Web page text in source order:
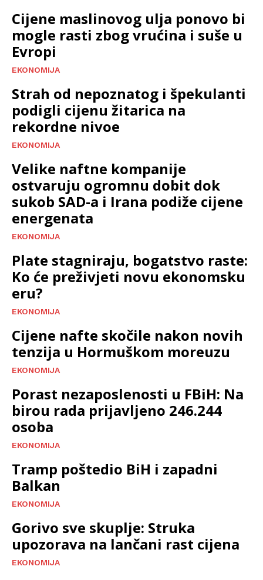
Cijene maslinovog ulja ponovo bi
mogle rasti zbog vrućina i suše u
Evropi
EKONOMIJA
Strah od nepoznatog i špekulanti
podigli cijenu žitarica na
rekordne nivoe
EKONOMIJA
Velike naftne kompanije
ostvaruju ogromnu dobit dok
sukob SAD-a i Irana podiže cijene
energenata
EKONOMIJA
Plate stagniraju, bogatstvo raste:
Ko će preživjeti novu ekonomsku
eru?
EKONOMIJA
Cijene nafte skočile nakon novih
tenzija u Hormuškom moreuzu
EKONOMIJA
Porast nezaposlenosti u FBiH: Na
birou rada prijavljeno 246.244
osoba
EKONOMIJA
Tramp poštedio BiH i zapadni
Balkan
EKONOMIJA
Gorivo sve skuplje: Struka
upozorava na lančani rast cijena
EKONOMIJA